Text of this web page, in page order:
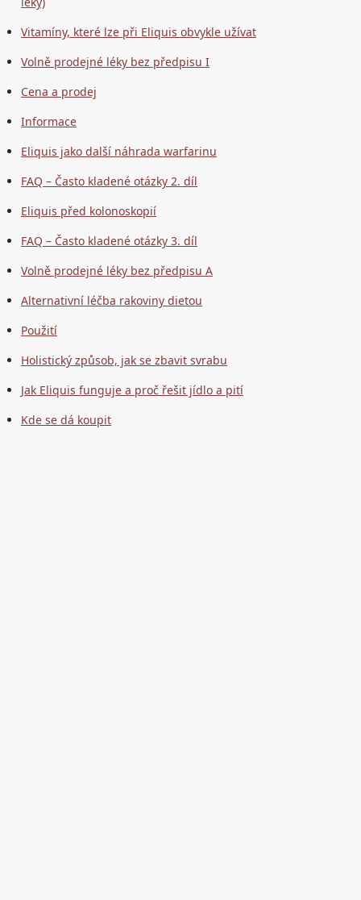
Vitamíny, které lze při Eliquis obvykle užívat
Volně prodejné léky bez předpisu I
Cena a prodej
Informace
Eliquis jako další náhrada warfarinu
FAQ – Často kladené otázky 2. díl
Eliquis před kolonoskopií
FAQ – Často kladené otázky 3. díl
Volně prodejné léky bez předpisu A
Alternativní léčba rakoviny dietou
Použití
Holistický způsob, jak se zbavit svrabu
Jak Eliquis funguje a proč řešit jídlo a pití
Kde se dá koupit